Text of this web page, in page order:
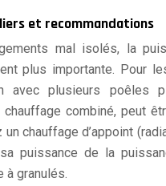
et recommandations
mal isolés, la
plus importante. Pour
avec plusieurs poêles
combiné, peut
chauffage d’appoint
puissance de la
à granulés.